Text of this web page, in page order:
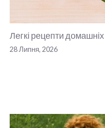
Легкі рецепти
28 Липня, 2026